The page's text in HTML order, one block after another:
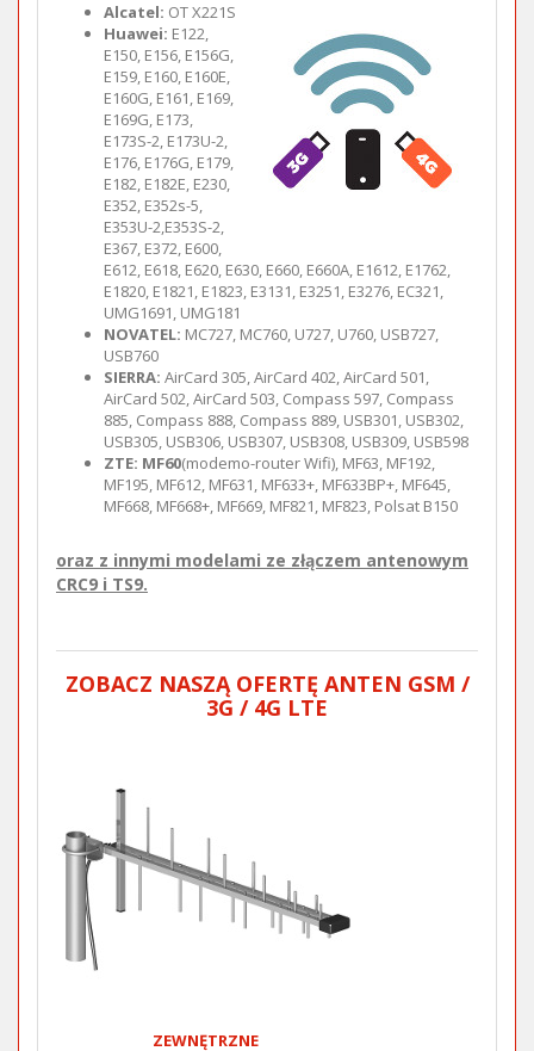
Alcatel: OT X221S
Huawei: E122,
E150, E156, E156G,
E159, E160, E160E,
E160G, E161, E169,
E169G, E173,
E173S-2, E173U-2,
E176, E176G, E179,
E182, E182E, E230,
E352, E352s-5,
E353U-2,E353S-2,
E367, E372, E600,
E612, E618, E620, E630, E660, E660A, E1612, E1762,
E1820, E1821, E1823, E3131, E3251, E3276, EC321,
UMG1691, UMG181
NOVATEL: MC727, MC760, U727, U760, USB727,
USB760
SIERRA: AirCard 305, AirCard 402, AirCard 501,
AirCard 502, AirCard 503, Compass 597, Compass
885, Compass 888, Compass 889, USB301, USB302,
USB305, USB306, USB307, USB308, USB309, USB598
ZTE: MF60(modemo-router Wifi), MF63, MF192,
MF195, MF612, MF631, MF633+, MF633BP+, MF645,
MF668, MF668+, MF669, MF821, MF823, Polsat B150
oraz z innymi modelami ze złączem antenowym
CRC9 i TS9.
ZOBACZ NASZĄ OFERTĘ ANTEN GSM /
3G / 4G LTE
ZEWNĘTRZNE